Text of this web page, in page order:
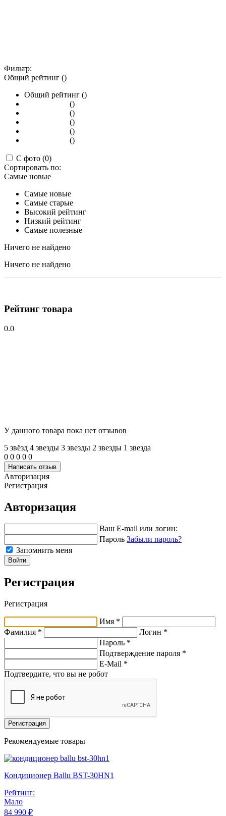
Фильтр:
Общий рейтинг ()
Общий рейтинг ()
()
()
()
()
()
С фото (0)
Сортировать по:
Самые новые
Самые новые
Самые старые
Высокий рейтинг
Низкий рейтинг
Самые полезные
Ничего не найдено
Ничего не найдено
Рейтинг товара
0.0
У данного товара пока нет отзывов
5 звёзд 4 звeзды 3 звeзды 2 звeзды 1 звeзда
0 0 0 0 0
Написать отзыв
Авторизация
Регистрация
Авторизация
Ваш E-mail или логин:
Пароль Забыли пароль?
Запомнить меня
Войти
Регистрация
Регистрация
Имя *
Фамилия *
Логин *
Пароль *
Подтверждение пароля *
E-Mail *
Подтвердите, что вы не робот
Регистрация
Рекомендуемые товары
Кондиционер Ballu BST-30HN1
Рейтинг:
Мало
84 990 ₽